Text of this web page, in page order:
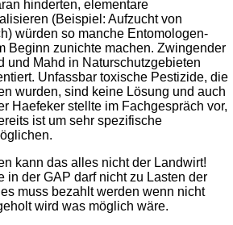
hinderten, elementare
(Beispiel: Aufzucht von
würden so manche Entomologen-
Beginn zunichte machen. Zwingender
und Mahd in Naturschutzgebieten
Unfassbar toxische Pestizide, die
wurden, sind keine Lösung und auch
Haefeker stellte im Fachgespräch vor,
ist um sehr spezifische
kann das alles nicht der Landwirt!
in der GAP darf nicht zu Lasten der
muss bezahlt werden wenn nicht
wird was möglich wäre.